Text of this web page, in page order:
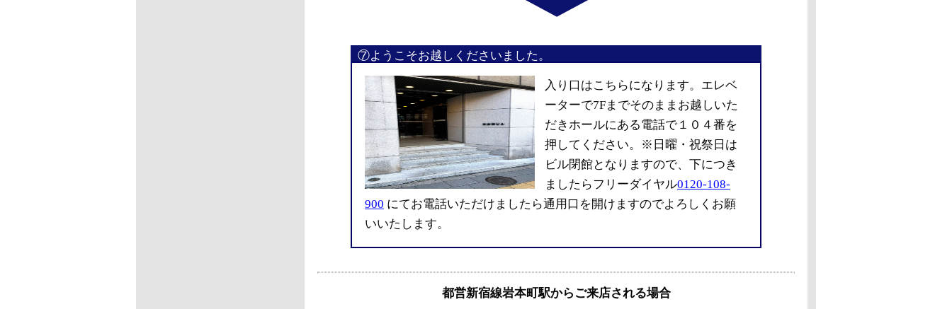
⑦ようこそお越しくださいました。
入り口はこちらになります。エレベ
ーターで7Fまでそのままお越しいた
だきホールにある電話で１０４番を
押してください。※日曜・祝祭日は
ビル閉館となりますので、下につき
ましたらフリーダイヤル0120-108-
900 にてお電話いただけましたら通用口を開けますのでよろしくお願
いいたします。
都営新宿線岩本町駅からご来店される場合